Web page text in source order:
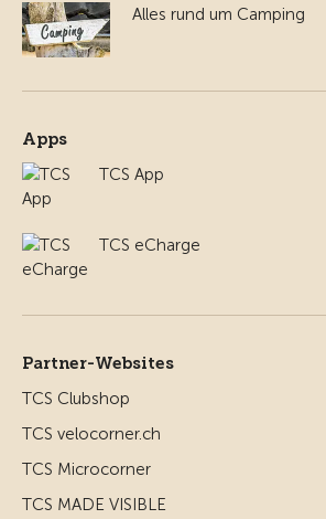
Alles rund um Camping
Apps
TCS App
TCS eCharge
Partner-Websites
TCS Clubshop
TCS velocorner.ch
TCS Microcorner
TCS MADE VISIBLE